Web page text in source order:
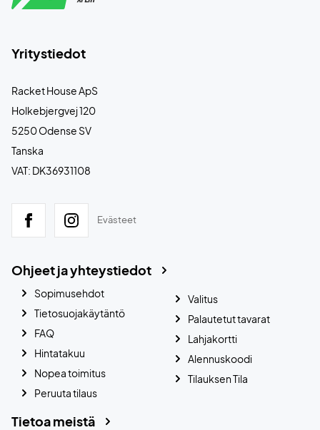
Yritystiedot
Racket House ApS
Holkebjergvej 120
5250 Odense SV
Tanska
VAT: DK36931108
Evästeet
Ohjeet ja yhteystiedot
Sopimusehdot
Tietosuojakäytäntö
FAQ
Hintatakuu
Nopea toimitus
Peruuta tilaus
Valitus
Palautetut tavarat
Lahjakortti
Alennuskoodi
Tilauksen Tila
Tietoa meistä